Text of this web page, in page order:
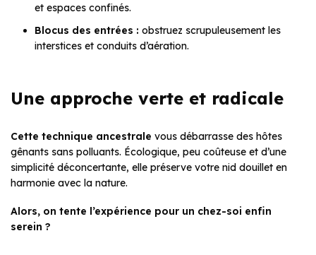
et espaces confinés.
Blocus des entrées : obstruez scrupuleusement les
interstices et conduits d’aération.
Une approche verte et radicale
Cette technique ancestrale vous débarrasse des hôtes
gênants sans polluants. Écologique, peu coûteuse et d’une
simplicité déconcertante, elle préserve votre nid douillet en
harmonie avec la nature.
Alors, on tente l’expérience pour un chez-soi enfin
serein ?